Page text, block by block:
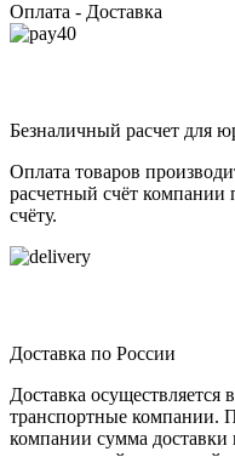
Оплата - Доставка
Безналичный расчет для
Оплата товаров
расчетный счёт компании
счёту.
Доставка по России
Доставка осуществляется
транспортные компании.
компании сумма доставки